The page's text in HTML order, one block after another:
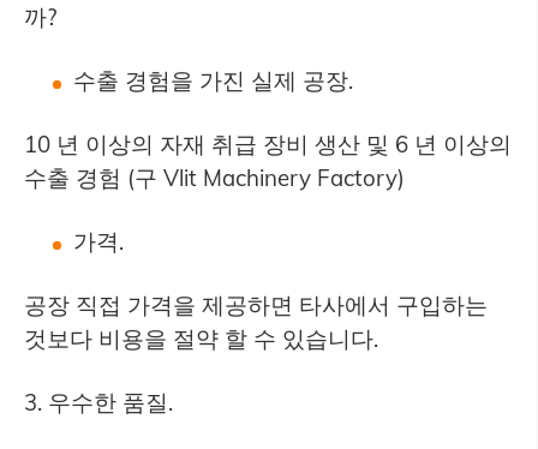
까?
수출 경험을 가진 실제 공장.
10 년 이상의 자재 취급 장비 생산 및 6 년 이상의
수출 경험 (구 Vlit Machinery Factory)
가격.
공장 직접 가격을 제공하면 타사에서 구입하는
것보다 비용을 절약 할 수 있습니다.
3. 우수한 품질.